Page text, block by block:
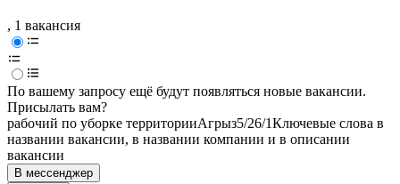
, 1 вакансия
По вашему запросу ещё будут появляться новые вакансии.
Присылать вам?
рабочий по уборке территорииАгрыз5/26/1Ключевые слова в
названии вакансии, в названии компании и в описании
вакансии
В мессенджер